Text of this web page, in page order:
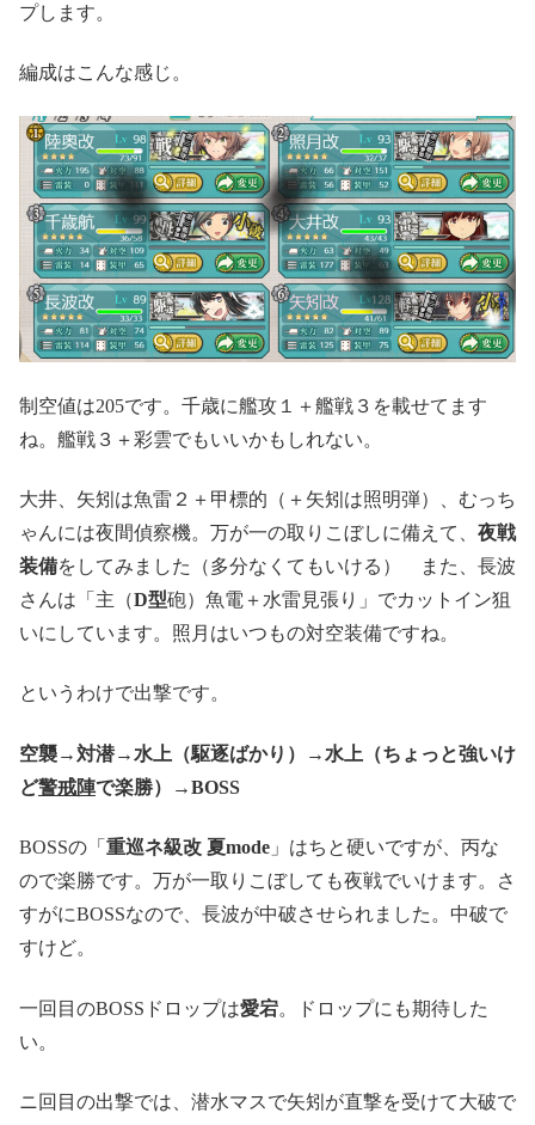
プします。
編成はこんな感じ。
制空値は205です。千歳に艦攻１＋艦戦３を載せてます
ね。艦戦３＋彩雲でもいいかもしれない。
大井、矢矧は魚雷２＋甲標的（＋矢矧は照明弾）、むっち
ゃんには夜間偵察機。万が一の取りこぼしに備えて、 夜戦
装備をしてみました（多分なくてもいける） また、長波
さんは「主（D型砲）魚電＋水雷見張り」でカットイン狙
いにしています。照月はいつもの対空装備ですね。
というわけで出撃です。
空襲→対潜→水上（駆逐ばかり）→水上（ちょっと強いけ
ど警戒陣で楽勝）→BOSS
BOSSの「 重巡ネ級改 夏mode 」はちと硬いですが、丙な
ので楽勝です。万が一取りこぼしても夜戦でいけます。さ
すがにBOSSなので、長波が中破させられました。中破で
すけど。
一回目のBOSSドロップは愛宕。ドロップにも期待した
い。
ニ回目の出撃では、潜水マスで矢矧が直撃を受けて大破で